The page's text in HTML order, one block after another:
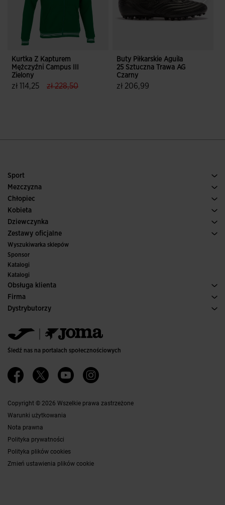
Kurtka Z Kapturem
Mężczyźni Campus III
Zielony
zł 114,25 label.price.reduced.from
zł 228,50label.price.to
Buty Piłkarskie Aguila
25 Sztuczna Trawa AG
Czarny
zł 206,99
Sport
Bieganie
Pilka nozna
Paddle
Trail, Bieganie w terenie
Mezczyzna
Buty Meskie
Sport
Chłopiec
Zobacz wszystkie ubrania dla chłopców
Kobieta
Obuwie Damskie
Sport
Dziewczynka
Zobacz wszystkie ubrania dla dziewczynek
Zestawy oficjalne
Pilka nozna
Futsal
Komitety i federacje
Wydania specjalne
Wyszukiwarka sklepów
Sponsor
Katalogi
Katalogi
Obsługa klienta
Warunki Zakupu
Transport i dostawa
Najczęściej zadawane pytania
Firma
Historia
Kanał etyczny
Polityka jakości i ochrony środowiska
Pracuj z Nami
Ethics Channel
Dystrybutorzy
Jomanet
Obszar marketingu
Skontaktuj się
Śledź nas na portalach społecznościowych
Copyright © 2026 Wszelkie prawa zastrzeżone
Warunki użytkowania
Nota prawna
Polityka prywatności
Polityka plików cookies
Zmień ustawienia plików cookie